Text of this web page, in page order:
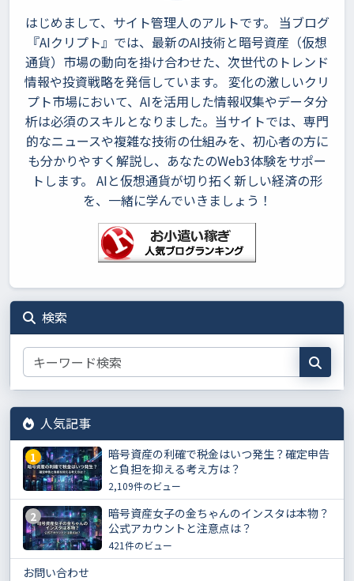
はじめまして、サイト管理人のアルトです。 当ブログ
『AIクリプト』では、最新のAI技術と暗号資産（仮想
通貨）市場の動向を掛け合わせた、次世代のトレンド
情報や投資戦略を発信しています。 変化の激しいクリ
プト市場において、AIを活用した情報収集やデータ分
析は必須のスキルとなりました。当サイトでは、専門
的なニュースや複雑な技術の仕組みを、初心者の方に
も分かりやすく解説し、あなたのWeb3体験をサポー
トします。 AIと仮想通貨が切り拓く新しい経済の形
を、一緒に学んでいきましょう！
検索
人気記事
1
暗号資産の利確で税金はいつ発生？確定申告
と負担を抑える考え方は？
2,109件のビュー
2
暗号資産女子の金ちゃんのインスタは本物？
公式アカウントと注意点は？
421件のビュー
お問い合わせ